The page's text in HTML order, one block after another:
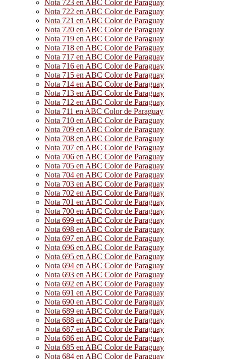
Nota 723 en ABC Color de Paraguay
Nota 722 en ABC Color de Paraguay
Nota 721 en ABC Color de Paraguay
Nota 720 en ABC Color de Paraguay
Nota 719 en ABC Color de Paraguay
Nota 718 en ABC Color de Paraguay
Nota 717 en ABC Color de Paraguay
Nota 716 en ABC Color de Paraguay
Nota 715 en ABC Color de Paraguay
Nota 714 en ABC Color de Paraguay
Nota 713 en ABC Color de Paraguay
Nota 712 en ABC Color de Paraguay
Nota 711 en ABC Color de Paraguay
Nota 710 en ABC Color de Paraguay
Nota 709 en ABC Color de Paraguay
Nota 708 en ABC Color de Paraguay
Nota 707 en ABC Color de Paraguay
Nota 706 en ABC Color de Paraguay
Nota 705 en ABC Color de Paraguay
Nota 704 en ABC Color de Paraguay
Nota 703 en ABC Color de Paraguay
Nota 702 en ABC Color de Paraguay
Nota 701 en ABC Color de Paraguay
Nota 700 en ABC Color de Paraguay
Nota 699 en ABC Color de Paraguay
Nota 698 en ABC Color de Paraguay
Nota 697 en ABC Color de Paraguay
Nota 696 en ABC Color de Paraguay
Nota 695 en ABC Color de Paraguay
Nota 694 en ABC Color de Paraguay
Nota 693 en ABC Color de Paraguay
Nota 692 en ABC Color de Paraguay
Nota 691 en ABC Color de Paraguay
Nota 690 en ABC Color de Paraguay
Nota 689 en ABC Color de Paraguay
Nota 688 en ABC Color de Paraguay
Nota 687 en ABC Color de Paraguay
Nota 686 en ABC Color de Paraguay
Nota 685 en ABC Color de Paraguay
Nota 684 en ABC Color de Paraguay